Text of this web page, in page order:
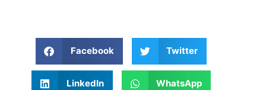
Facebook Twitter
LinkedIn WhatsApp